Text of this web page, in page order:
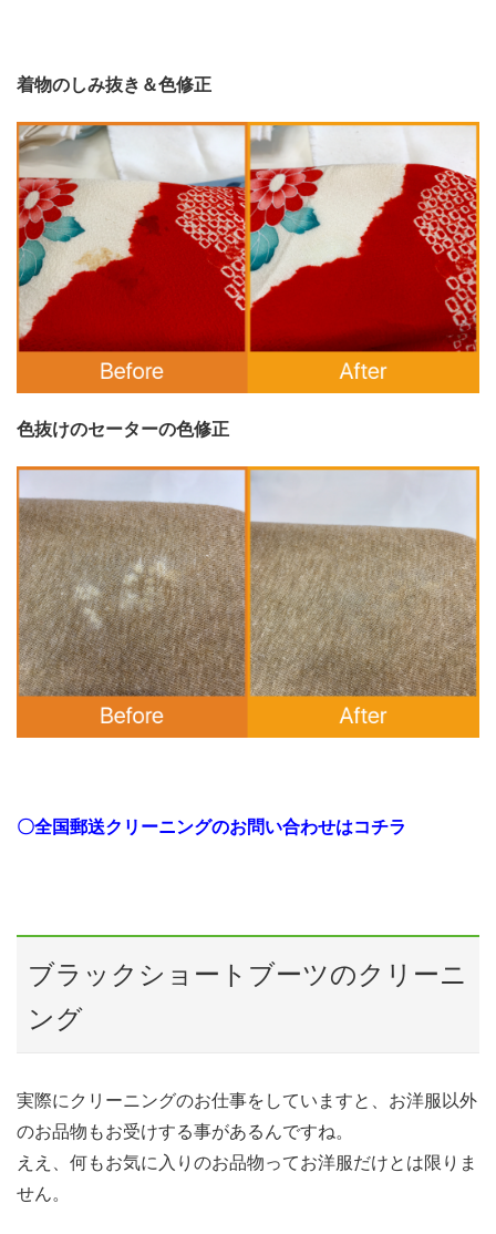
着物のしみ抜き＆色修正
色抜けのセーターの色修正
〇全国郵送クリーニングのお問い合わせはコチラ
ブラックショートブーツのクリーニ
ング
実際にクリーニングのお仕事をしていますと、お洋服以外
のお品物もお受けする事があるんですね。
ええ、何もお気に入りのお品物ってお洋服だけとは限りま
せん。